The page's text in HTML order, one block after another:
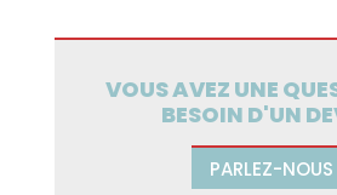
VOUS AVEZ UNE
BESOIN D'UN
PARLEZ-NOUS